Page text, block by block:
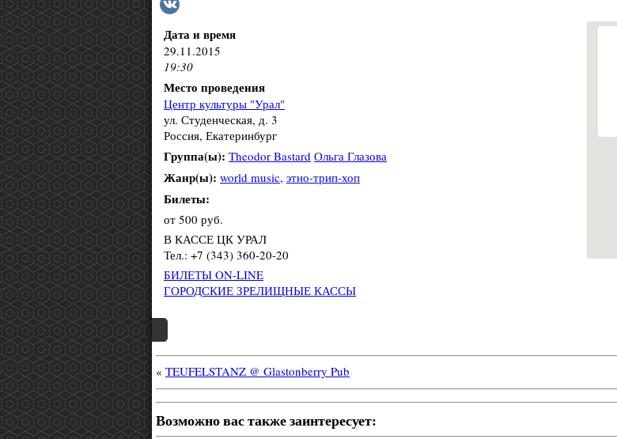
Дата и время
29.11.2015
19:30
Место проведения
Центр культуры "Урал"
ул. Студенческая, д. 3
Россия, Екатеринбург
Группа(ы): Theodor Bastard Ольга Глазова
Жанр(ы): world music, этно-трип-хоп
Билеты:
от 500 руб.
В КАССЕ ЦК УРАЛ
Тел.: +7 (343) 360-20-20
БИЛЕТЫ ON-LINE
ГОРОДСКИЕ ЗРЕЛИЩНЫЕ КАССЫ
« TEUFELSTANZ @ Glastonberry Pub
Возможно вас также заинтересует: